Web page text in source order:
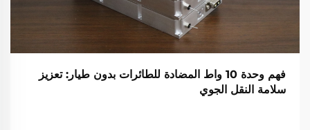
فهم وحدة 10 واط المضادة للطائرات بدون طيار: تعزيز
سلامة النقل الجوي